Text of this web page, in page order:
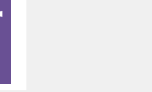
a fost mai trist decat speram.